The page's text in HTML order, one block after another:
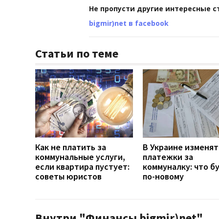
Не пропусти другие интересные
bigmir)net в facebook
Статьи по теме
Как не платить за
коммунальные услуги,
если квартира пустует:
советы юристов
В Украине изменят
платежки за
коммуналку: что
по-новому